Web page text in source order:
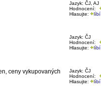
Jazyk: ČJ, AJ
Hodnocení:
Hlasujte:
líbí
Jazyk: ČJ
Hodnocení:
Hlasujte:
líbí
Jazyk: ČJ
Hodnocení:
Hlasujte:
líbí
ceny vykupovaných